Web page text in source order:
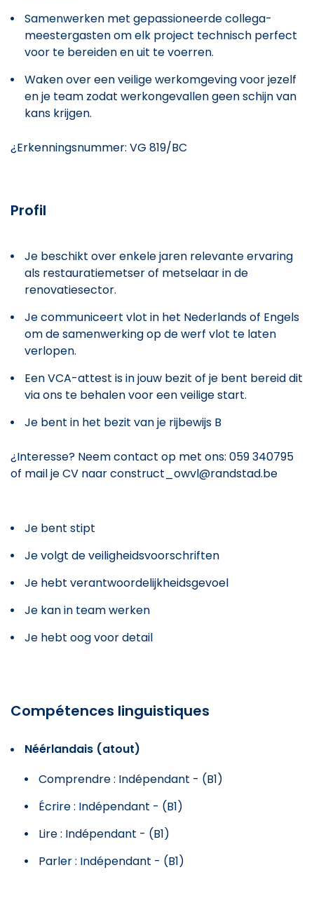
Samenwerken met gepassioneerde collega-
meestergasten om elk project technisch perfect
voor te bereiden en uit te voerren.
Waken over een veilige werkomgeving voor jezelf
en je team zodat werkongevallen geen schijn van
kans krijgen.
¿Erkenningsnummer: VG 819/BC
Profil
Je beschikt over enkele jaren relevante ervaring
als restauratiemetser of metselaar in de
renovatiesector.
Je communiceert vlot in het Nederlands of Engels
om de samenwerking op de werf vlot te laten
verlopen.
Een VCA-attest is in jouw bezit of je bent bereid dit
via ons te behalen voor een veilige start.
Je bent in het bezit van je rijbewijs B
¿Interesse? Neem contact op met ons: 059 340795
of mail je CV naar construct_owvl@randstad.be
Je bent stipt
Je volgt de veiligheidsvoorschriften
Je hebt verantwoordelijkheidsgevoel
Je kan in team werken
Je hebt oog voor detail
Compétences linguistiques
Néérlandais (atout)
Comprendre : Indépendant - (B1)
Écrire : Indépendant - (B1)
Lire : Indépendant - (B1)
Parler : Indépendant - (B1)